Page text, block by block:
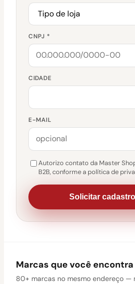
CNPJ *
CIDADE
E-MAIL
Autorizo contato da Master
B2B, conforme a política de
Solicitar
Marcas que você
80+ marcas no mesmo endereço —